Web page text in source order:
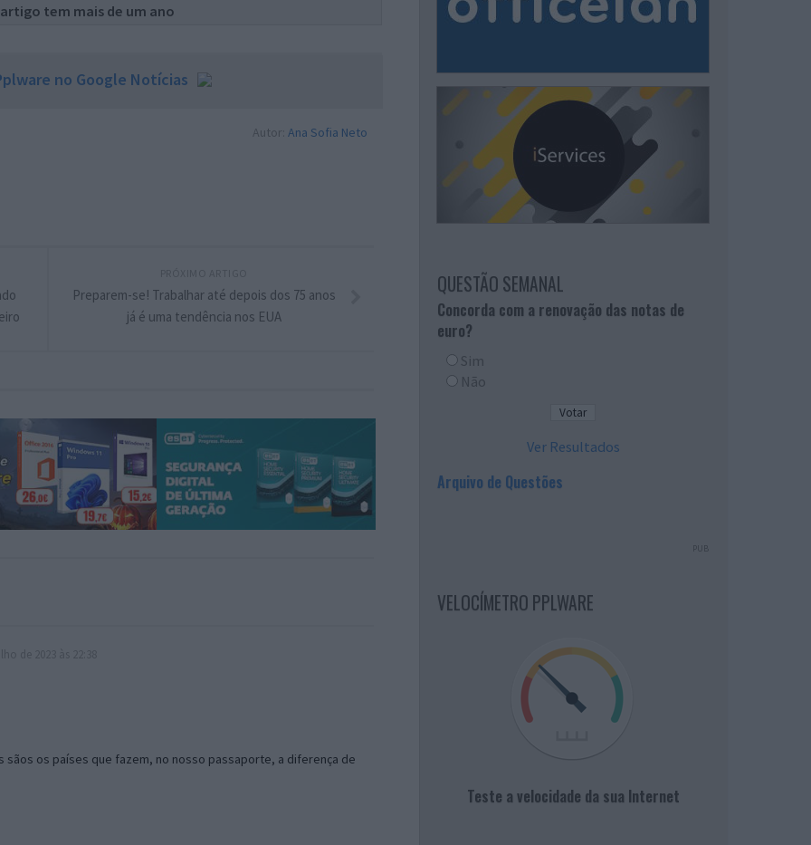
tem mais de um ano
no Google Notícias
Autor: Ana Sofia Neto
Preparem-se! Trabalhar até depois dos 75 anos
já é uma tendência nos EUA
sãos os países que fazem, no nosso passaporte, a diferença de
QUESTÃO SEMANAL
Concorda com a renovação das notas de
euro?
Sim
Não
Ver Resultados
Arquivo de Questões
PUB
VELOCÍMETRO PPLWARE
Teste a velocidade da sua Internet